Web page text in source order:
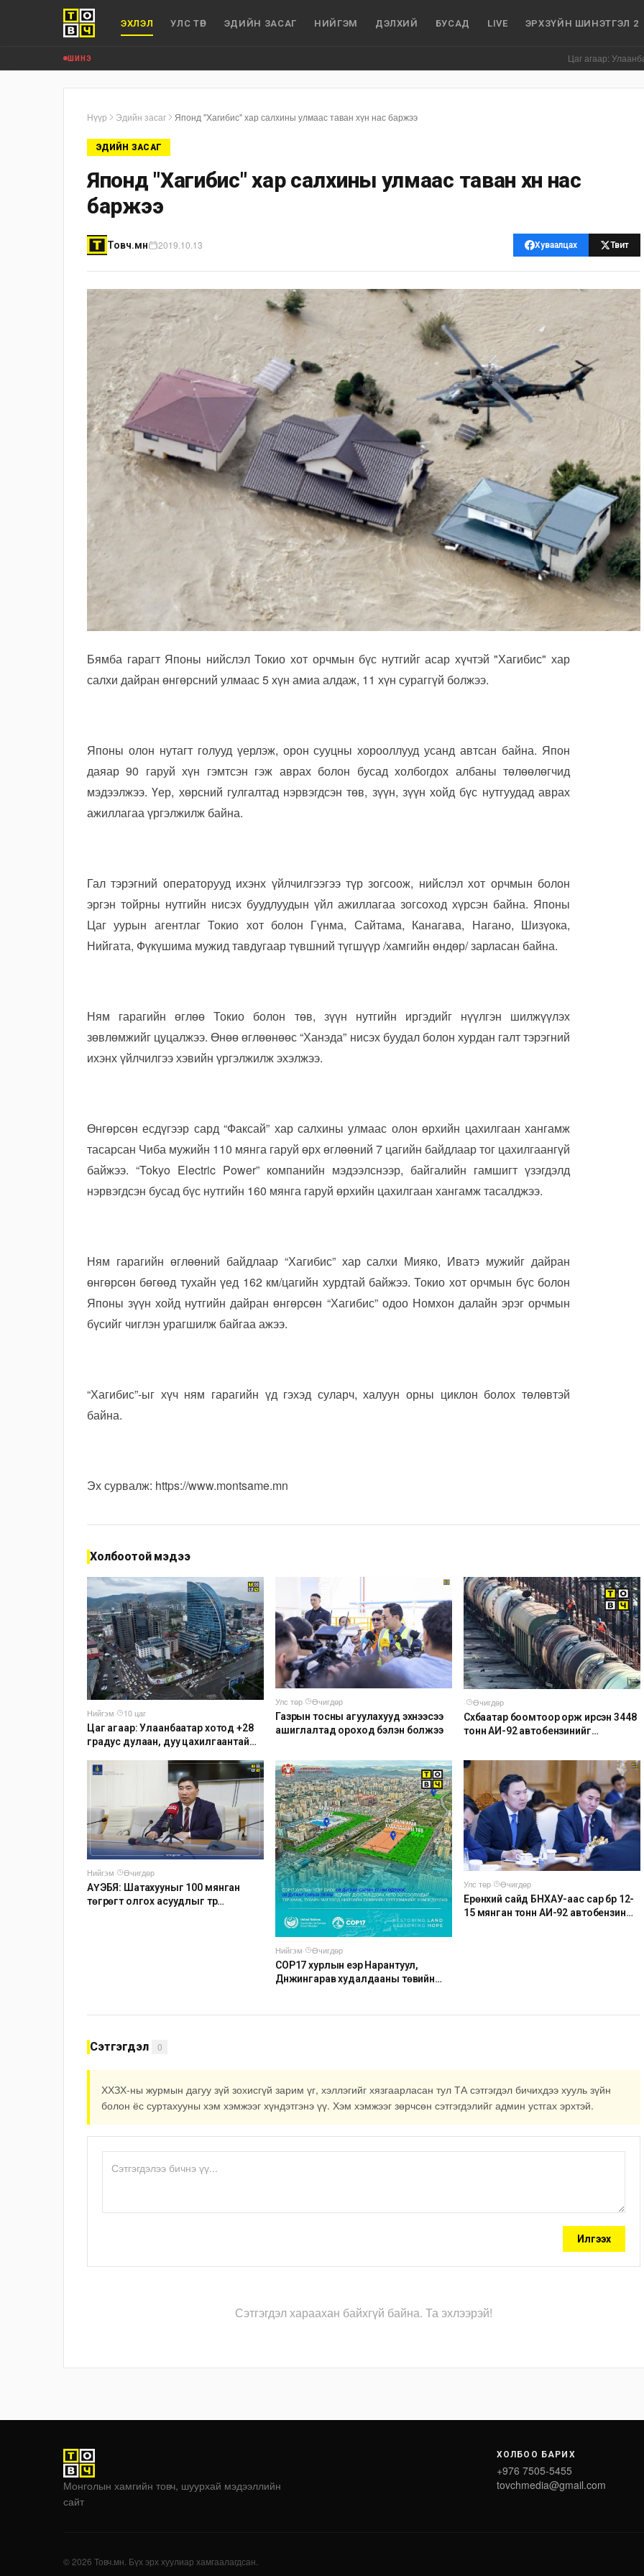
ЭХЛЭЛ УЛС ТӨР ЭДИЙН ЗАСАГ НИЙГЭМ ДЭЛХИЙ БУСАД LIVE ЭРХЗҮЙН ШИНЭТГЭЛ 2
ШИНЭ Цаг агаар: Улаанбаатар
Нүүр Эдийн засаг Японд "Хагибис" хар салхины улмаас таван хүн нас баржээ
ЭДИЙН ЗАСАГ
Японд "Хагибис" хар салхины улмаас таван хүн нас
баржээ
Товч.мн 2019.10.13 Хуваалцах Твит
Бямба гарагт Японы нийслэл Токио хот орчмын бүс нутгийг асар хүчтэй "Хагибис" хар
салхи дайран өнгөрсний улмаас 5 хүн амиа алдаж, 11 хүн сураггүй болжээ.
Японы олон нутагт голууд үерлэж, орон сууцны хорооллууд усанд автсан байна. Япон
даяар 90 гаруй хүн гэмтсэн гэж аврах болон бусад холбогдох албаны төлөөлөгчид
мэдээлжээ. Үер, хөрсний гулгалтад нэрвэгдсэн төв, зүүн, зүүн хойд бүс нутгуудад аврах
ажиллагаа үргэлжилж байна.
Гал тэрэгний операторууд ихэнх үйлчилгээгээ түр зогсоож, нийслэл хот орчмын болон
эргэн тойрны нутгийн нисэх буудлуудын үйл ажиллагаа зогсоход хүрсэн байна. Японы
Цаг уурын агентлаг Токио хот болон Гүнма, Сайтама, Канагава, Нагано, Шизүока,
Нийгата, Фүкүшима мужид тавдугаар түвшний түгшүүр /хамгийн өндөр/ зарласан байна.
Ням гарагийн өглөө Токио болон төв, зүүн нутгийн иргэдийг нүүлгэн шилжүүлэх
зөвлөмжийг цуцалжээ. Өнөө өглөөнөөс “Ханэда” нисэх буудал болон хурдан галт тэрэгний
ихэнх үйлчилгээ хэвийн үргэлжилж эхэлжээ.
Өнгөрсөн есдүгээр сард “Факсай” хар салхины улмаас олон өрхийн цахилгаан хангамж
тасарсан Чиба мужийн 110 мянга гаруй өрх өглөөний 7 цагийн байдлаар тог цахилгаангүй
байжээ. “Tokyo Electric Power” компанийн мэдээлснээр, байгалийн гамшигт үзэгдэлд
нэрвэгдсэн бусад бүс нутгийн 160 мянга гаруй өрхийн цахилгаан хангамж тасалджээ.
Ням гарагийн өглөөний байдлаар “Хагибис” хар салхи Мияко, Иватэ мужийг дайран
өнгөрсөн бөгөөд тухайн үед 162 км/цагийн хурдтай байжээ. Токио хот орчмын бүс болон
Японы зүүн хойд нутгийн дайран өнгөрсөн “Хагибис” одоо Номхон далайн эрэг орчмын
бүсийг чиглэн урагшилж байгаа ажээ.
“Хагибис”-ыг хүч ням гарагийн үд гэхэд суларч, халуун орны циклон болох төлөвтэй
байна.
Эх сурвалж: https://www.montsame.mn
Холбоотой мэдээ
Нийгэм·
10 цаг
Цаг агаар: Улаанбаатар хотод +28
градус дулаан, дуу цахилгаантай
Улс төр·
Өчигдөр
Газрын тосны агуулахууд эхнээсээ
ашиглалтад ороход бэлэн болжээ
·
Өчигдөр
Сүхбаатар боомтоор орж ирсэн 3448
тонн АИ-92 автобензинийг
зохион байгуулж байна
Нийгэм·
Өчигдөр
АҮЭБЯ: Шатахууныг 100 мянган
төгрөгт олгох асуудлыг түр
Нийгэм·
Өчигдөр
COP17 хурлын үеэр Нарантуул,
Дүнжингарав худалдааны төвийн
Улс төр·
Өчигдөр
Ерөнхий сайд БНХАУ-аас сар бүр 12-
15 мянган тонн АИ-92 автобензин
Сэтгэгдэл 0
ХХЗХ-ны журмын дагуу зүй зохисгүй зарим үг, хэллэгийг хязгаарласан тул ТА сэтгэгдэл бичихдээ хууль зүйн
болон ёс суртахууны хэм хэмжээг хүндэтгэнэ үү. Хэм хэмжээг зөрчсөн сэтгэгдэлийг админ устгах эрхтэй.
Илгээх
Сэтгэгдэл хараахан байхгүй байна. Та эхлээрэй!
Монголын хамгийн товч, шуурхай мэдээллийн
сайт
ХОЛБОО БАРИХ
+976 7505-5455
tovchmedia@gmail.com
© 2026 Товч.мн. Бүх эрх хуулиар хамгаалагдсан.